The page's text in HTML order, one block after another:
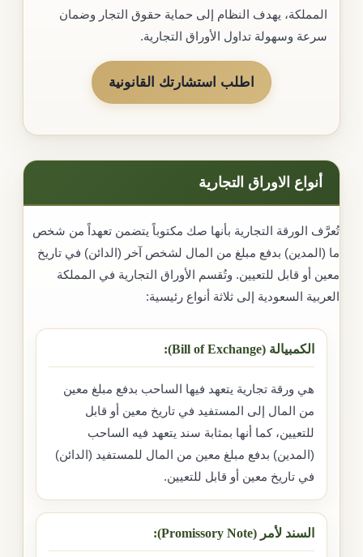
المملكة، يهدف النظام إلى حماية حقوق التجار وضمان
سرعة وسهولة تداول الأوراق التجارية.
اطلب استشارتك القانونية
أنواع الاوراق التجارية
تُعرَّف الورقة التجارية بأنها صك مكتوباً يتضمن تعهداً من شخص
ما (المدين) بدفع مبلغ من المال لشخص آخر (الدائن) في تاريخ
معين أو قابل للتعيين. وتُقسم الأوراق التجارية في المملكة
العربية السعودية إلى ثلاثة أنواع رئيسية:
الكمبيالة (Bill of Exchange):
هي ورقة تجارية يتعهد فيها الساحب بدفع مبلغ معين
من المال إلى المستفيد في تاريخ معين أو قابل
للتعيين، كما أنها بمثابة سند يتعهد فيه الساحب
(المدين) بدفع مبلغ معين من المال للمستفيد (الدائن)
في تاريخ معين أو قابل للتعيين.
السند لأمر (Promissory Note):